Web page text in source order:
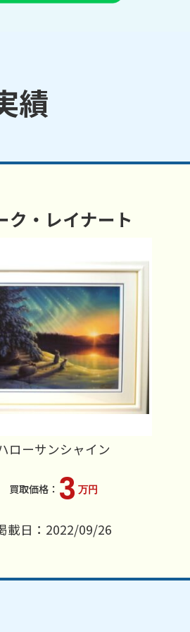
績
ク・レイナート
ローサンシャイン
3 万円
載日：2022/09/26